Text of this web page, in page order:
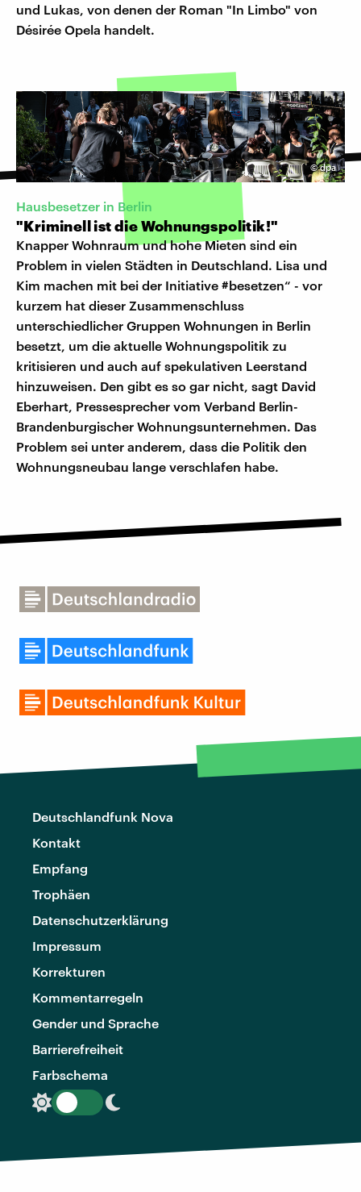
und Lukas, von denen der Roman "In Limbo" von
Désirée Opela handelt.
©dpa
Hausbesetzer in Berlin
"Kriminell ist die Wohnungspolitik!"
Knapper Wohnraum und hohe Mieten sind ein
Problem in vielen Städten in Deutschland. Lisa und
Kim machen mit bei der Initiative #besetzen“ - vor
kurzem hat dieser Zusammenschluss
unterschiedlicher Gruppen Wohnungen in Berlin
besetzt, um die aktuelle Wohnungspolitik zu
kritisieren und auch auf spekulativen Leerstand
hinzuweisen. Den gibt es so gar nicht, sagt David
Eberhart, Pressesprecher vom Verband Berlin-
Brandenburgischer Wohnungsunternehmen. Das
Problem sei unter anderem, dass die Politik den
Wohnungsneubau lange verschlafen habe.
Deutschlandfunk Nova
Kontakt
Empfang
Trophäen
Datenschutzerklärung
Impressum
Korrekturen
Kommentarregeln
Gender und Sprache
Barrierefreiheit
Farbschema